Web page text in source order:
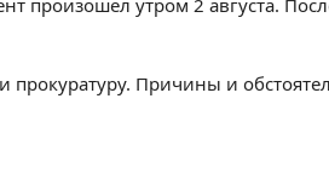
утром 2 августа.
Причины и